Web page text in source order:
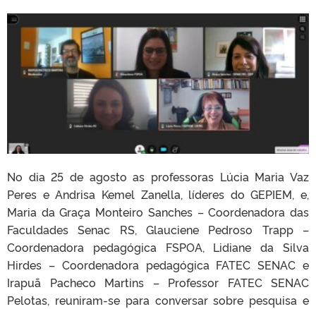
No dia 25 de agosto as professoras Lúcia Maria Vaz
Peres e Andrisa Kemel Zanella, líderes do GEPIEM, e,
Maria da Graça Monteiro Sanches – Coordenadora das
Faculdades Senac RS, Glauciene Pedroso Trapp –
Coordenadora pedagógica FSPOA, Lidiane da Silva
Hirdes – Coordenadora pedagógica FATEC SENAC e
Irapuã Pacheco Martins – Professor FATEC SENAC
Pelotas, reuniram-se para conversar sobre pesquisa e